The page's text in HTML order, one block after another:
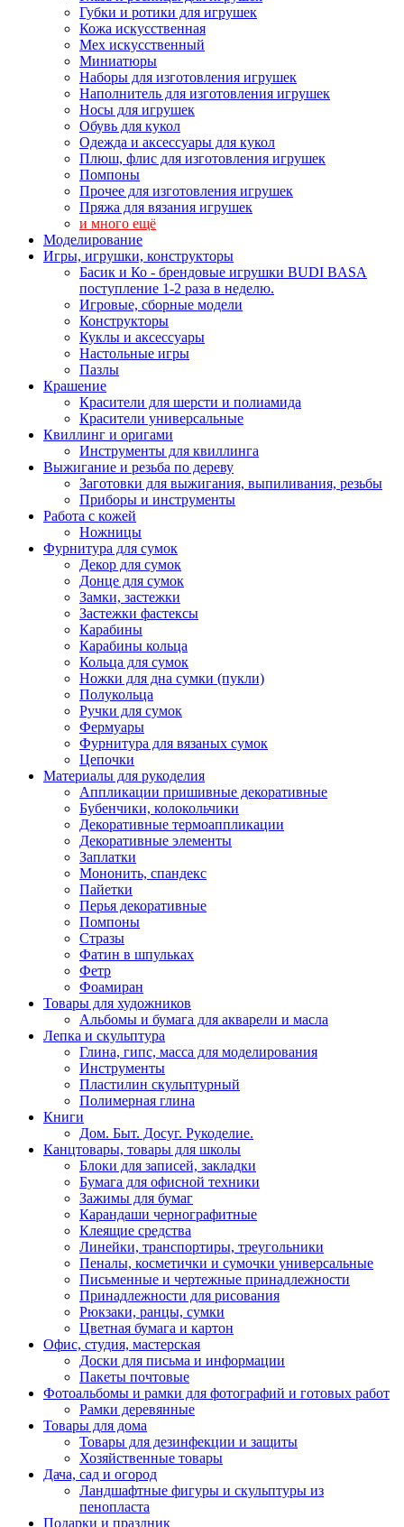
Губки и ротики для игрушек
Кожа искусственная
Мех искусственный
Миниатюры
Наборы для изготовления игрушек
Наполнитель для изготовления игрушек
Носы для игрушек
Обувь для кукол
Одежда и аксессуары для кукол
Плюш, флис для изготовления игрушек
Помпоны
Прочее для изготовления игрушек
Пряжа для вязания игрушек
и много ещё
Моделирование
Игры, игрушки, конструкторы
Басик и Ко - брендовые игрушки BUDI BASA
поступление 1-2 раза в неделю.
Игровые, сборные модели
Конструкторы
Куклы и аксессуары
Настольные игры
Пазлы
Крашение
Красители для шерсти и полиамида
Красители универсальные
Квиллинг и оригами
Инструменты для квиллинга
Выжигание и резьба по дереву
Заготовки для выжигания, выпиливания, резьбы
Приборы и инструменты
Работа с кожей
Ножницы
Фурнитура для сумок
Декор для сумок
Донце для сумок
Замки, застежки
Застежки фастексы
Карабины
Карабины кольца
Кольца для сумок
Ножки для дна сумки (пукли)
Полукольца
Ручки для сумок
Фермуары
Фурнитура для вязаных сумок
Цепочки
Материалы для рукоделия
Аппликации пришивные декоративные
Бубенчики, колокольчики
Декоративные термоаппликации
Декоративные элементы
Заплатки
Мононить, спандекс
Пайетки
Перья декоративные
Помпоны
Стразы
Фатин в шпульках
Фетр
Фоамиран
Товары для художников
Альбомы и бумага для акварели и масла
Лепка и скульптура
Глина, гипс, масса для моделирования
Инструменты
Пластилин скульптурный
Полимерная глина
Книги
Дом. Быт. Досуг. Рукоделие.
Канцтовары, товары для школы
Блоки для записей, закладки
Бумага для офисной техники
Зажимы для бумаг
Карандаши чернографитные
Клеящие средства
Линейки, транспортиры, треугольники
Пеналы, косметички и сумочки универсальные
Письменные и чертежные принадлежности
Принадлежности для рисования
Рюкзаки, ранцы, сумки
Цветная бумага и картон
Офис, студия, мастерская
Доски для письма и информации
Пакеты почтовые
Фотоальбомы и рамки для фотографий и готовых работ
Рамки деревянные
Товары для дома
Товары для дезинфекции и защиты
Хозяйственные товары
Дача, сад и огород
Ландшафтные фигуры и скульптуры из
пенопласта
Подарки и праздник